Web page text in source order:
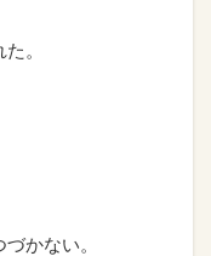
。
かない。